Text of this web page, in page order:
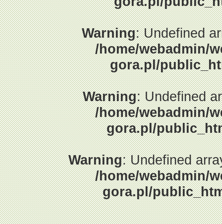
Warning: Undefined
/home/webadmin/
gora.pl/
Warning: Undefined
/home/webadmin/
gora.pl/
Warning: Undefined
/home/webadmin/
gora.pl/